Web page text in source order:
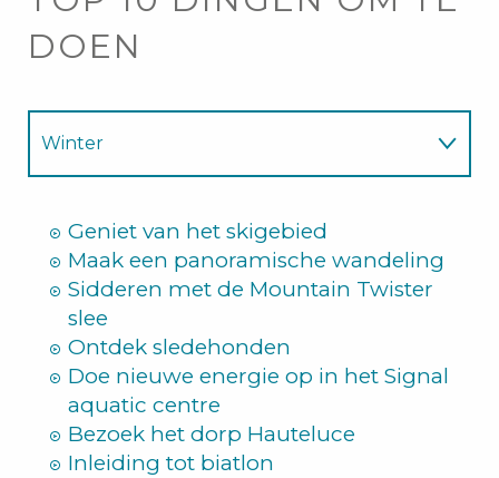
DOEN
Winter
Geniet van het skigebied
Maak een panoramische wandeling
Sidderen met de Mountain Twister
slee
Ontdek sledehonden
Doe nieuwe energie op in het Signal
aquatic centre
Bezoek het dorp Hauteluce
Inleiding tot biatlon